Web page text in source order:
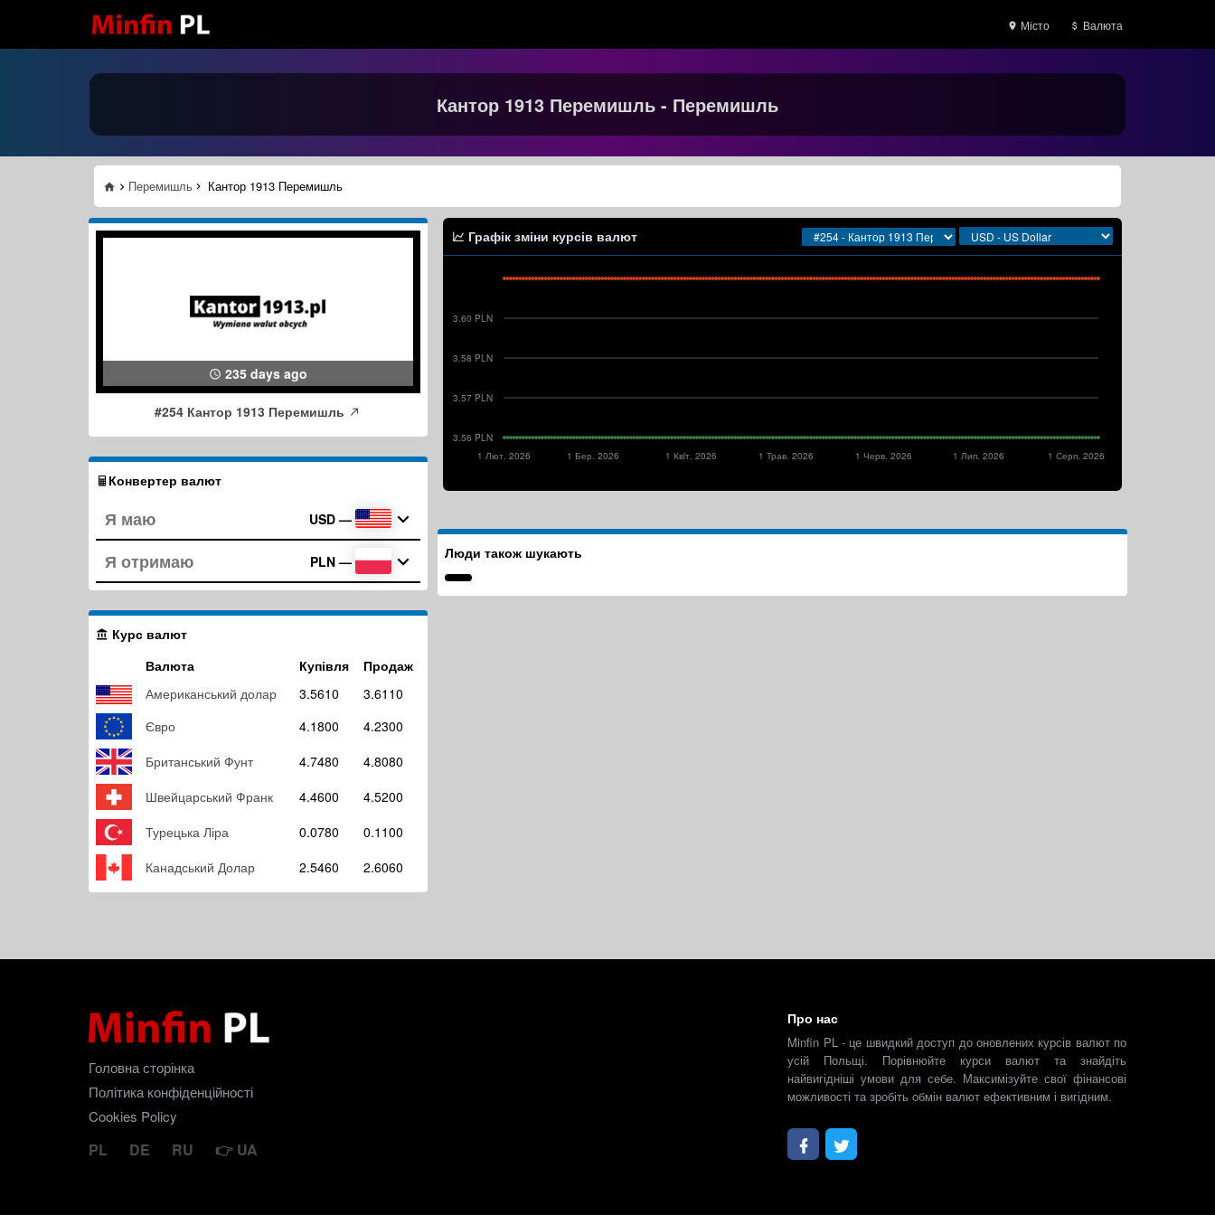
Місто Валюта
Кантор 1913 Перемишль - Перемишль
Перемишль Кантор 1913 Перемишль
235 days ago
#254 Кантор 1913 Перемишль
Конвертер валют
USD —
PLN —
Курс валют
Валюта
Купівля
Продаж
Американський долар
3.5610
3.6110
Євро
4.1800
4.2300
Британський Фунт
4.7480
4.8080
Швейцарський Франк
4.4600
4.5200
Турецька Ліра
0.0780
0.1100
Канадський Долар
2.5460 2.6060
Графік зміни курсів валют
3.56 PLN
3.57 PLN
3.58 PLN
3.60 PLN
1 Серп. 2026
1 Лип. 2026
1 Черв. 2026
1 Трав. 2026
1 Квiт. 2026
1 Бер. 2026
1 Лют. 2026
Люди також шукають
Головна сторінка
Політика конфіденційності
Cookies Policy
PL DE RU UA
Про нас
Minfin PL - це швидкий доступ до оновлених курсів валют по
усій Польщі. Порівнюйте курси валют та знайдіть
найвигідніші умови для себе. Максимізуйте свої фінансові
можливості та зробіть обмін валют ефективним і вигідним.